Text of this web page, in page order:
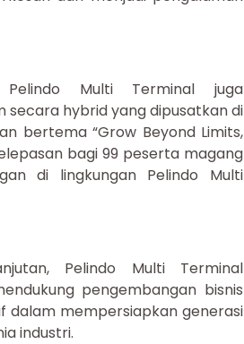
Multi Terminal juga
hybrid yang dipusatkan di
bertema “Grow Beyond Limits,
bagi 99 peserta magang
di lingkungan Pelindo Multi
Pelindo Multi Terminal
pengembangan bisnis
dalam mempersiapkan generasi
industri.